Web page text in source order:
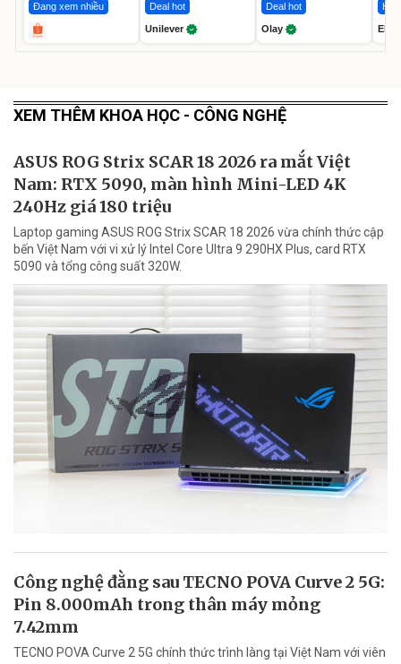
Đang xem nhiều Deal hot
Unilever
Deal hot
Olay
Hot
XEM THÊM KHOA HỌC - CÔNG NGHỆ
ASUS ROG Strix SCAR 18 2026 ra mắt Việt
Nam: RTX 5090, màn hình Mini-LED 4K
240Hz giá 180 triệu
Laptop gaming ASUS ROG Strix SCAR 18 2026 vừa chính thức cập
bến Việt Nam với vi xử lý Intel Core Ultra 9 290HX Plus, card RTX
5090 và tổng công suất 320W.
Công nghệ đằng sau TECNO POVA Curve 2 5G:
Pin 8.000mAh trong thân máy mỏng
7.42mm
TECNO POVA Curve 2 5G chính thức trình làng tại Việt Nam với viên